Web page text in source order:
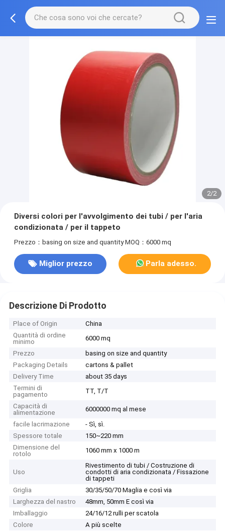
2/2
Diversi colori per l'avvolgimento dei tubi / per l'aria
condizionata / per il tappeto
Prezzo：basing on size and quantity MOQ：6000 mq
Miglior prezzo Parla adesso.
Descrizione Di Prodotto
Place of Origin
China
Quantità di ordine
minimo
6000 mq
Prezzo
basing on size and quantity
Packaging Details
cartons & pallet
Delivery Time
about 35 days
Termini di
pagamento
TT, T/T
Capacità di
alimentazione
6000000 mq al mese
facile lacrimazione
- Sì, sì.
Spessore totale
150~220 mm
Dimensione del
rotolo
1060 mm x 1000 m
Uso
Rivestimento di tubi / Costruzione di
condotti di aria condizionata / Fissazione
di tappeti
Griglia
30/35/50/70 Maglia e così via
Larghezza del nastro
48mm, 50mm E così via
Imballaggio
24/16/12 rulli per scatola
Colore
A più scelte